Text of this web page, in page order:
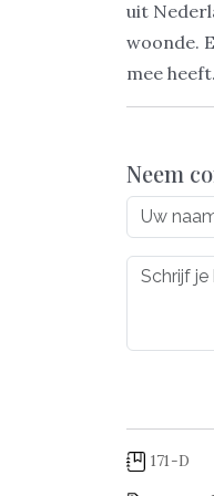
uit
woonde.
mee heeft.
Neem
171-D